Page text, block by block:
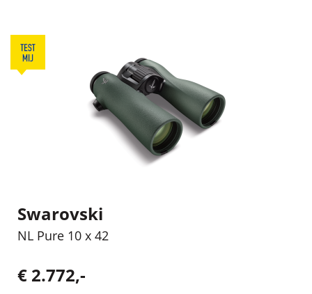
Swarovski
NL Pure 10 x 42
€ 2.772,-